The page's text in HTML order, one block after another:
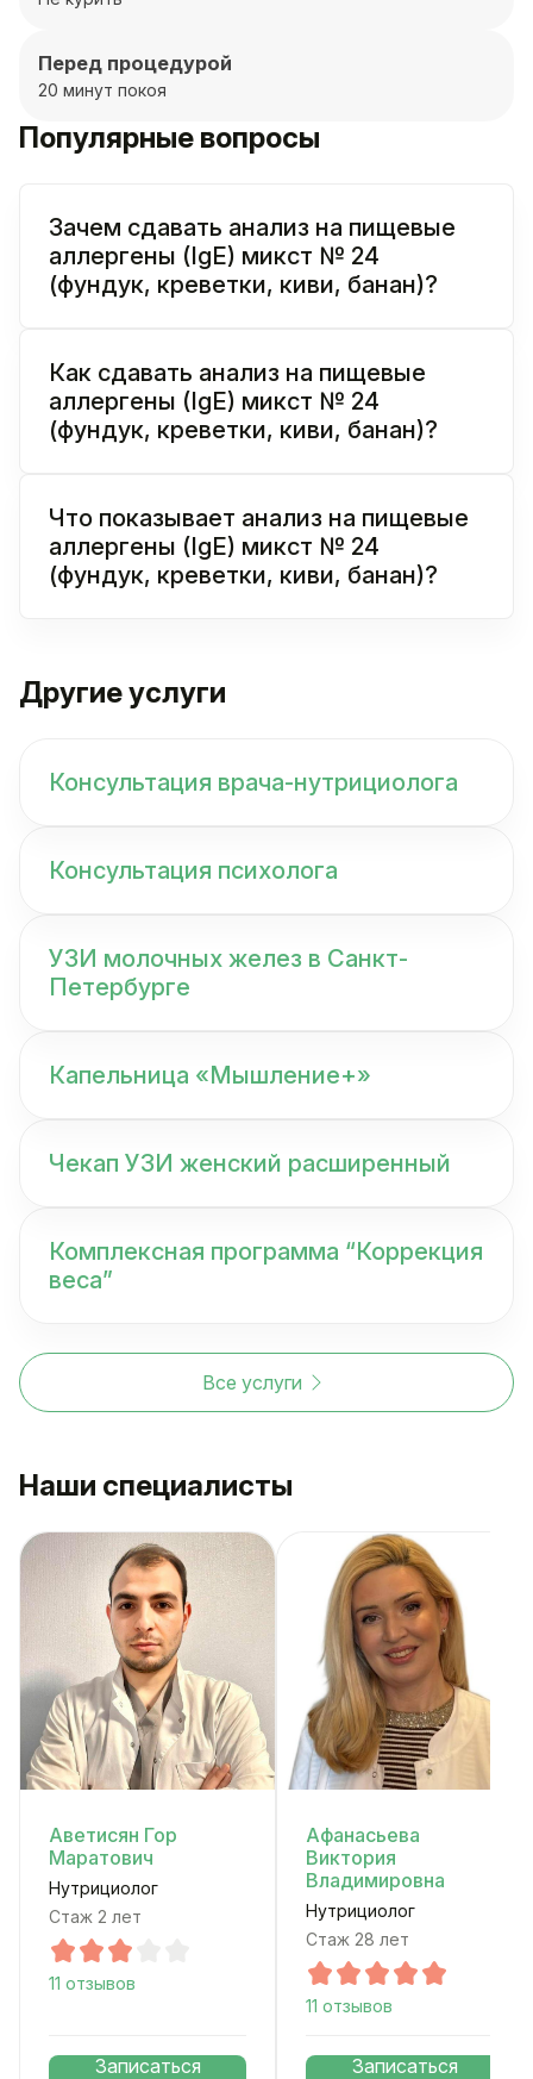
Перед процедурой
20 минут покоя
Популярные вопросы
Зачем сдавать анализ на пищевые
аллергены (IgE) микст № 24
(фундук, креветки, киви, банан)?
Как сдавать анализ на пищевые
аллергены (IgE) микст № 24
(фундук, креветки, киви, банан)?
Что показывает анализ на пищевые
аллергены (IgE) микст № 24
(фундук, креветки, киви, банан)?
Другие услуги
Консультация врача-нутрициолога
Консультация психолога
УЗИ молочных желез в Санкт-
Петербурге
Капельница «Мышление+»
Чекап УЗИ женский расширенный
Комплексная программа “Коррекция
веса”
Все услуги
Наши специалисты
Аветисян Гор
Маратович
Нутрициолог
Стаж 2 лет
11 отзывов
Записаться
Афанасьева
Виктория
Владимировна
Нутрициолог
Стаж 28 лет
11 отзывов
Записаться